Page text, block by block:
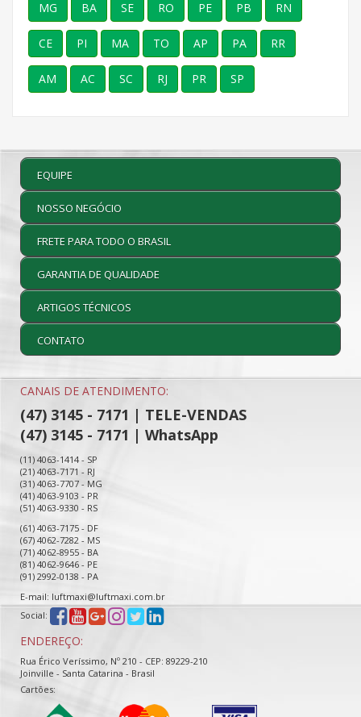
MG BA SE RO PE PB RN
CE PI MA TO AP PA RR
AM AC SC RJ PR SP
EQUIPE
NOSSO NEGÓCIO
FRETE PARA TODO O BRASIL
GARANTIA DE QUALIDADE
ARTIGOS TÉCNICOS
CONTATO
CANAIS DE ATENDIMENTO:
(47) 3145 - 7171 | TELE-VENDAS
(47) 3145 - 7171 | WhatsApp
(11) 4063-1414 - SP
(21) 4063-7171 - RJ
(31) 4063-7707 - MG
(41) 4063-9103 - PR
(51) 4063-9330 - RS
(61) 4063-7175 - DF
(67) 4062-7282 - MS
(71) 4062-8955 - BA
(81) 4062-9646 - PE
(91) 2992-0138 - PA
E-mail: luftmaxi@luftmaxi.com.br
Social:
ENDEREÇO:
Rua Érico Veríssimo, Nº 210 - CEP: 89229-210
Joinville - Santa Catarina - Brasil
Cartões: